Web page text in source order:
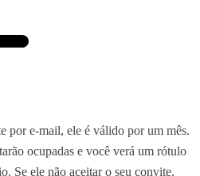
por e-mail, ele é válido por um mês.
ocupadas e você verá um rótulo
Se ele não aceitar o seu convite,